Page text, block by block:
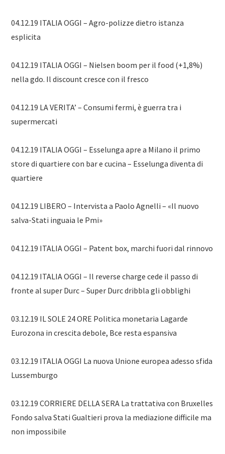
04.12.19 ITALIA OGGI – Agro-polizze dietro istanza
esplicita
04.12.19 ITALIA OGGI – Nielsen boom per il food (+1,8%)
nella gdo. Il discount cresce con il fresco
04.12.19 LA VERITA’ – Consumi fermi, è guerra tra i
supermercati
04.12.19 ITALIA OGGI – Esselunga apre a Milano il primo
store di quartiere con bar e cucina – Esselunga diventa di
quartiere
04.12.19 LIBERO – Intervista a Paolo Agnelli – «Il nuovo
salva-Stati inguaia le Pmi»
04.12.19 ITALIA OGGI – Patent box, marchi fuori dal rinnovo
04.12.19 ITALIA OGGI – Il reverse charge cede il passo di
fronte al super Durc – Super Durc dribbla gli obblighi
03.12.19 IL SOLE 24 ORE Politica monetaria Lagarde
Eurozona in crescita debole, Bce resta espansiva
03.12.19 ITALIA OGGI La nuova Unione europea adesso sfida
Lussemburgo
03.12.19 CORRIERE DELLA SERA La trattativa con Bruxelles
Fondo salva Stati Gualtieri prova la mediazione difficile ma
non impossibile